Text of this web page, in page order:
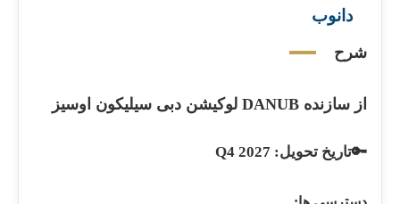
دانوب
شرح
از سازنده DANUB لوکیشن دبی سیلیکون اوسیز
🔑تاریخ تحویل: Q4 2027